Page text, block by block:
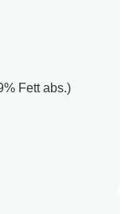
Fett abs.)